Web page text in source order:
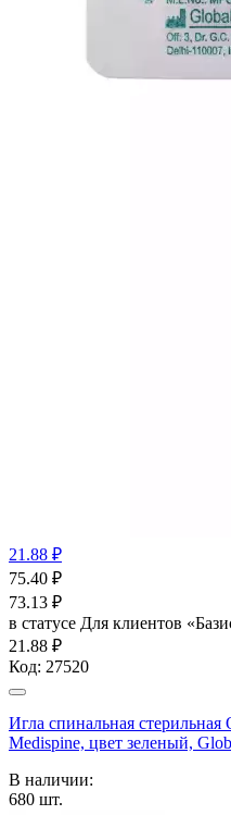
21.88 ₽
75.40 ₽
73.13 ₽
в статусе Для клиентов
21.88 ₽
Код: 27520
Игла спинальная
Medispine, цвет зеленый,
В наличии:
680 шт.